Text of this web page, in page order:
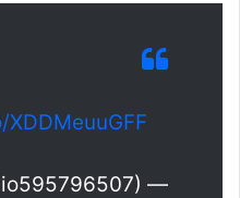
— studio (@studio595796507)